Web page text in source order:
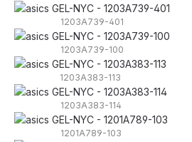
1203A739-401
1203A739-100
1203A383-113
1203A383-114
1201A789-103